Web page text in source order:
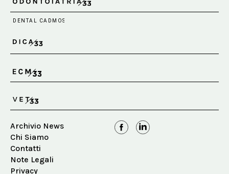
Archivio News
Chi Siamo
Contatti
Note Legali
Privacy